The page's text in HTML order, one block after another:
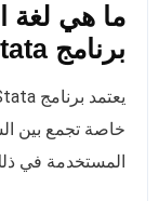
ما هي لغة
برنامج Stata؟
خاصة تجمع بين
المستخدمة في